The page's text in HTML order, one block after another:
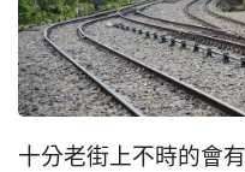
十分老街上不時的會